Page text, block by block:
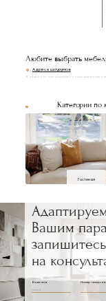
Любите выбрать
Адреса шоурумов
В наших уютных шоурумах с большим вниманием
Категории по
Гостиная
Вашим
запишитесь
на
Ваше имя Номер телефона